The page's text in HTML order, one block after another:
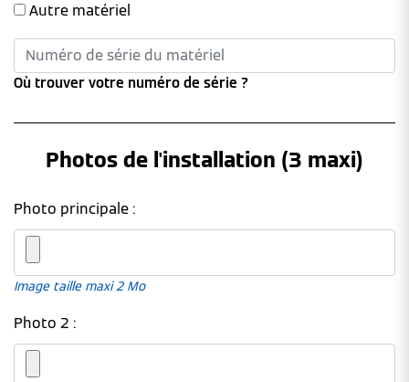
Autre matériel
Où trouver votre numéro de série ?
Photos de l'installation (3 maxi)
Photo principale :
Image taille maxi 2 Mo
Photo 2 :